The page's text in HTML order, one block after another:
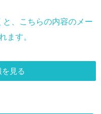
、こちらの内容のメー
ます。
見る